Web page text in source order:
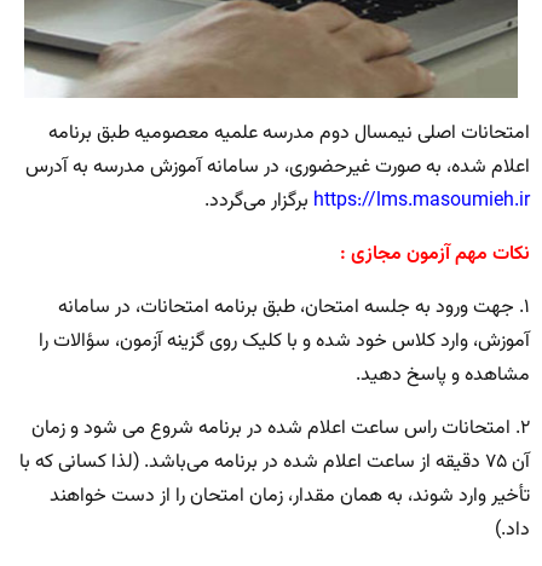
امتحانات اصلی نیمسال دوم مدرسه علمیه معصومیه طبق برنامه
اعلام شده، به صورت غیرحضوری، در سامانه آموزش مدرسه به آدرس
https://lms.masoumieh.ir برگزار می‌گردد.
نکات مهم آزمون مجازی :
۱. جهت ورود به جلسه امتحان، طبق برنامه امتحانات، در سامانه
آموزش، وارد کلاس خود شده و با کلیک روی گزینه آزمون، سؤالات را
مشاهده و پاسخ دهید.
۲. امتحانات راس ساعت اعلام شده در برنامه شروع می شود و زمان
آن ۷۵ دقیقه از ساعت اعلام شده در برنامه می‌باشد. (لذا کسانی که با
تأخیر وارد شوند، به همان مقدار، زمان امتحان را از دست خواهند
داد.)